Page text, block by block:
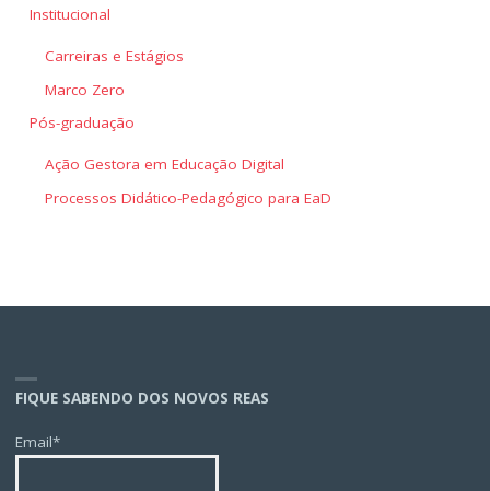
Institucional
Carreiras e Estágios
Marco Zero
Pós-graduação
Ação Gestora em Educação Digital
Processos Didático-Pedagógico para EaD
FIQUE SABENDO DOS NOVOS REAS
Email*